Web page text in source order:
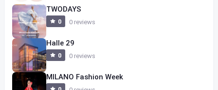
TWODAYS
0 0 reviews
Halle 29
0 0 reviews
MILANO Fashion Week